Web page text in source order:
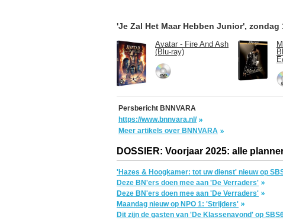
'Je Zal Het Maar Hebben Junior', zondag
Avatar - Fire And Ash
(Blu-ray)
Persbericht BNNVARA
https://www.bnnvara.nl/
Meer artikels over BNNVARA
DOSSIER: Voorjaar 2025: alle
'Hazes & Hoogkamer: tot uw dienst' nieuw op
Deze BN'ers doen mee aan 'De Verraders'
Deze BN'ers doen mee aan 'De Verraders'
Maandag nieuw op NPO 1: 'Strijders'
Dit zijn de gasten van 'De Klassenavond' op